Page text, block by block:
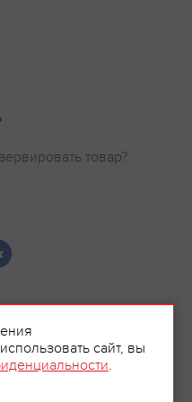
товар?
сайт, вы
.